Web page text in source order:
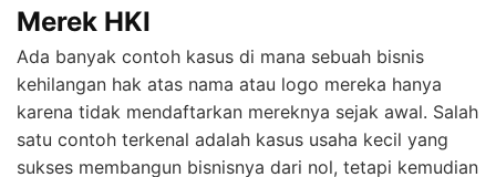
Merek HKI
Ada banyak contoh kasus di mana sebuah bisnis
kehilangan hak atas nama atau logo mereka hanya
karena tidak mendaftarkan mereknya sejak awal. Salah
satu contoh terkenal adalah kasus usaha kecil yang
sukses membangun bisnisnya dari nol, tetapi kemudian